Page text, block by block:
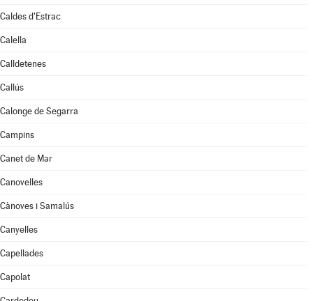
Caldes d'Estrac
Calella
Calldetenes
Callús
Calonge de Segarra
Campins
Canet de Mar
Canovelles
Cànoves i Samalús
Canyelles
Capellades
Capolat